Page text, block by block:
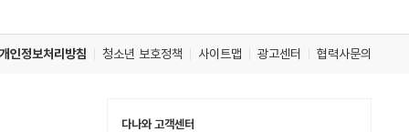
개인정보처리방침 청소년 보호정책 사이트맵 광고센터 협력사문의
다나와 고객센터